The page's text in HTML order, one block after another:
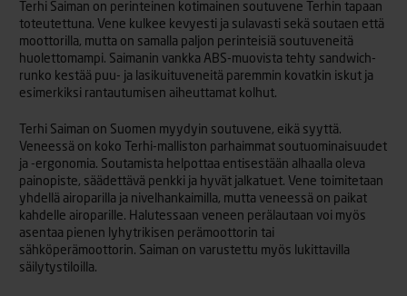
Terhi Saiman on perinteinen kotimainen soutuvene Terhin tapaan
toteutettuna. Vene kulkee kevyesti ja sulavasti sekä soutaen että
moottorilla, mutta on samalla paljon perinteisiä soutuveneitä
huolettomampi. Saimanin vankka ABS-muovista tehty sandwich-
runko kestää puu- ja lasikuituveneitä paremmin kovatkin iskut ja
esimerkiksi rantautumisen aiheuttamat kolhut.
Terhi Saiman on Suomen myydyin soutuvene, eikä syyttä.
Veneessä on koko Terhi-malliston parhaimmat soutuominaisuudet
ja -ergonomia. Soutamista helpottaa entisestään alhaalla oleva
painopiste, säädettävä penkki ja hyvät jalkatuet. Vene toimitetaan
yhdellä airoparilla ja nivelhankaimilla, mutta veneessä on paikat
kahdelle airoparille. Halutessaan veneen perälautaan voi myös
asentaa pienen lyhytrikisen perämoottorin tai
sähköperämoottorin. Saiman on varustettu myös lukittavilla
säilytystiloilla.